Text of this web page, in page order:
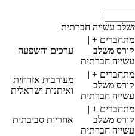
עשייה חברתית
מתחברים + |
קורס משלב
עשייה חברתית
ערכים והשפעה
מתחברים + |
קורס משלב
עשייה חברתית
מעורבות אזרחית
ואיתנות ישראלית
מתחברים + |
קורס משלב
עשייה חברתית
אחריות סביבתית